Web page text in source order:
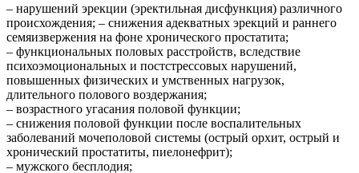
– нарушений эрекции (эректильная дисфункция) различного
происхождения; – снижения адекватных эрекций и раннего
семяизвержения на фоне хронического простатита;
– функциональных половых расстройств, вследствие
психоэмоциональных и постстрессовых нарушений,
повышенных физических и умственных нагрузок,
длительного полового воздержания;
– возрастного угасания половой функции;
– снижения половой функции после воспалительных
заболеваний мочеполовой системы (острый орхит, острый и
хронический простатиты, пиелонефрит);
– мужского бесплодия;